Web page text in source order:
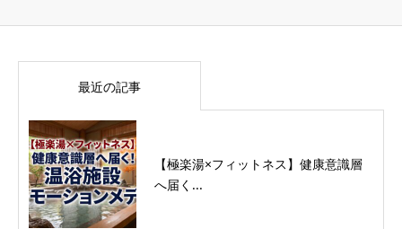
最近の記事
【極楽湯×フィットネス】健康意識層
へ届く...